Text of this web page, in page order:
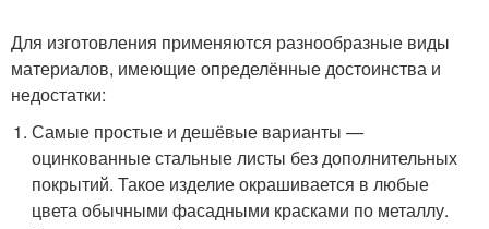
Для изготовления применяются разнообразные виды
материалов, имеющие определённые достоинства и
недостатки:
Самые простые и дешёвые варианты —
оцинкованные стальные листы без дополнительных
покрытий. Такое изделие окрашивается в любые
цвета обычными фасадными красками по металлу.